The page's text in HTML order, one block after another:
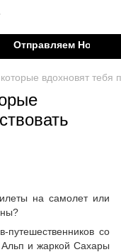
Отправляем Новой
вдохновят тебя
на самолет или
путешественников со
Альп и жаркой Сахары